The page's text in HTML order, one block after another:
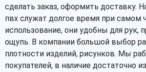
сделать заказ, оформить доставку.
пвх служат долгое время при самом
использование, они удобны для рук,
ощупь. В компании большой выбор
плотности изделий, рисунков. Мы
покупателей, в наличие достаточно